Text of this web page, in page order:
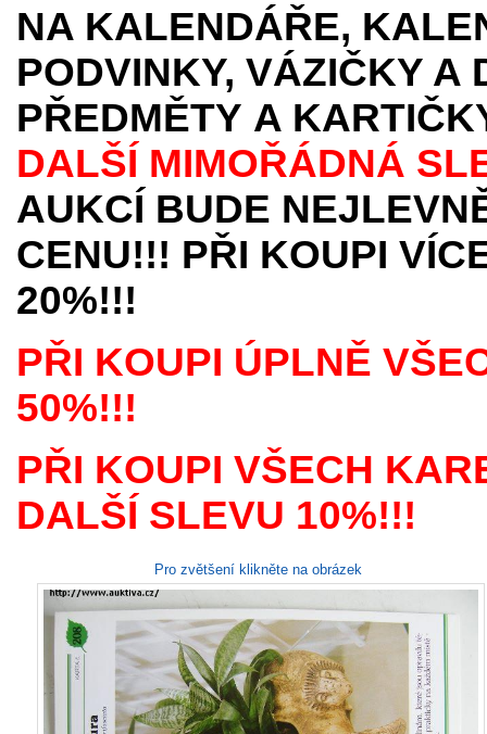
NA KALENDÁŘE,
PODVINKY, VÁZIČKY A
PŘEDMĚTY A
DALŠÍ MIMOŘÁDNÁ
AUKCÍ BUDE
CENU!!! PŘI KOUPI
20%!!!
PŘI KOUPI ÚPLNĚ
50%!!!
PŘI KOUPI VŠECH
DALŠÍ SLEVU 10%!!!
Pro zvětšení klikněte na obrázek